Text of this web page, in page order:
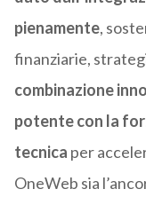
pienamente,
finanziarie,
combinazione
potente con la
tecnica per
OneWeb sia